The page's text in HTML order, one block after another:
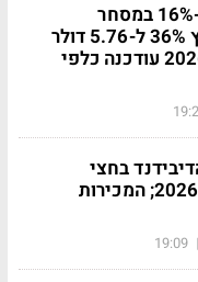
אקספדיה מזנקת כ-16% במסחר
המוקדם: הרווח קפץ 36% ל-5.76 דולר
למניה; התחזית ל-2026 עודכנה כלפי
בחצי
ומושכת את תחזית 2026; המכירות
|
19:09